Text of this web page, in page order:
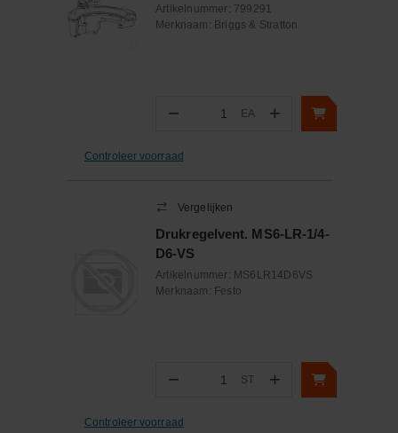
Artikelnummer: 799291
Merknaam: Briggs & Stratton
− Aantal
EA +
Controleer voorraad
Vergelijken
Drukregelvent. MS6-LR-1/4-
D6-VS
Artikelnummer: MS6LR14D6VS
Merknaam: Festo
− Aantal
ST +
Controleer voorraad